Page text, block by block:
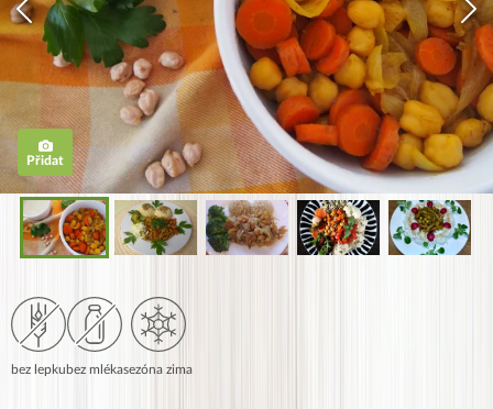
Přidat
bez lepkubez mlékasezóna zima